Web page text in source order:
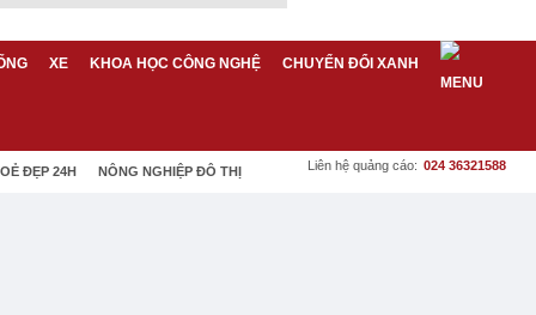
XE KHOA HỌC CÔNG NGHỆ CHUYỂN ĐỔI XANH
ĐẸP 24H NÔNG NGHIỆP ĐÔ THỊ Liên hệ quảng cáo: 024 36321588